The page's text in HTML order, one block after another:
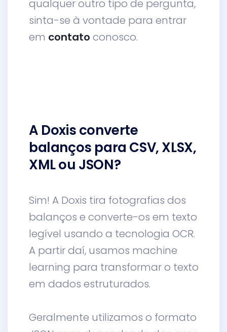
qualquer outro tipo de pergunta,
sinta-se à vontade para entrar
em contato conosco.
A Doxis converte
balanços para CSV, XLSX,
XML ou JSON?
Sim! A Doxis tira fotografias dos
balanços e converte-os em texto
legível usando a tecnologia OCR.
A partir daí, usamos machine
learning para transformar o texto
em dados estruturados.
Geralmente utilizamos o formato